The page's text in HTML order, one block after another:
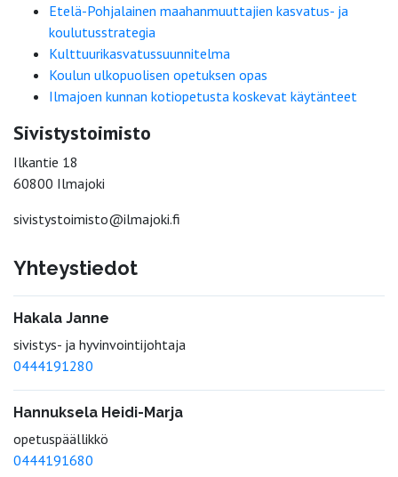
Etelä-Pohjalainen maahanmuuttajien kasvatus- ja
koulutusstrategia
Kulttuurikasvatussuunnitelma
Koulun ulkopuolisen opetuksen opas
Ilmajoen kunnan kotiopetusta koskevat käytänteet
Sivistystoimisto
Ilkantie 18
60800 Ilmajoki
sivistystoimisto@ilmajoki.fi
Yhteystiedot
Hakala Janne
sivistys- ja hyvinvointijohtaja
0444191280
Hannuksela Heidi-Marja
opetuspäällikkö
0444191680